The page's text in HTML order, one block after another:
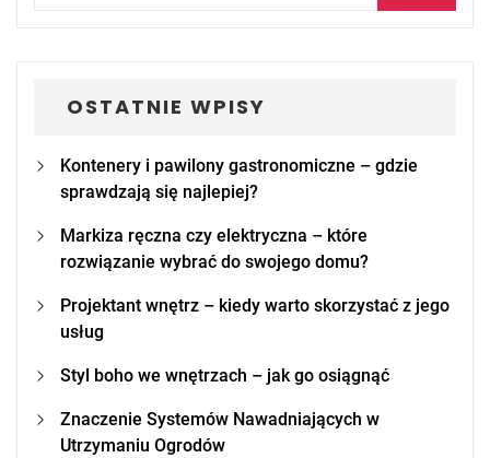
OSTATNIE WPISY
Kontenery i pawilony gastronomiczne – gdzie
sprawdzają się najlepiej?
Markiza ręczna czy elektryczna – które
rozwiązanie wybrać do swojego domu?
Projektant wnętrz – kiedy warto skorzystać z jego
usług
Styl boho we wnętrzach – jak go osiągnąć
Znaczenie Systemów Nawadniających w
Utrzymaniu Ogrodów